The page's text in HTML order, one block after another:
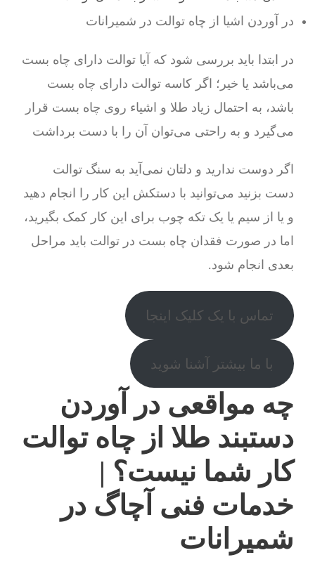
در آوردن اشیا از چاه توالت در شمیرانات
در ابتدا باید بررسی شود که آیا توالت دارای چاه بست
می‌باشد یا خیر؛ اگر کاسه توالت دارای چاه بست
باشد، به احتمال زیاد طلا و اشیاء روی چاه بست قرار
می‌گیرد و به راحتی می‌توان آن را با دست برداشت
اگر دوست ندارید و دلتان نمی‌آید به سنگ توالت
دست بزنید می‌توانید با دستکش این کار را انجام دهید
و یا از سیم یا یک تکه چوب برای این کار کمک بگیرید،
اما در صورت فقدان چاه بست در توالت باید مراحل
بعدی انجام شود.
تماس با یک کلیک اینجا
با ما بیشتر آشنا شوید
چه مواقعی در آوردن
دستبند طلا از چاه توالت
کار شما نیست؟ |
خدمات فنی آچاگ در
شمیرانات